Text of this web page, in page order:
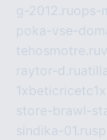
g-2012.ruops-
poka-vse-
tehosmotre.ru
raytor-d.ru
store-brawl-
sindika-01.ru